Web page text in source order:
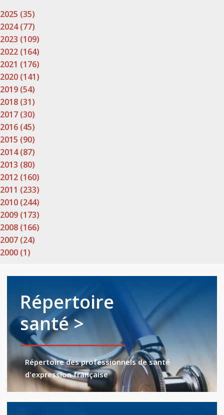
2025 (35)
2024 (77)
2023 (109)
2022 (164)
2021 (176)
2020 (141)
2019 (54)
2018 (31)
2017 (30)
2016 (45)
2015 (90)
2014 (87)
2013 (80)
2012 (160)
2011 (233)
2010 (244)
2009 (173)
2008 (166)
2007 (24)
2000 (1)
Répertoire
santé >
Répertoire des professionnels de santé
d'expression française